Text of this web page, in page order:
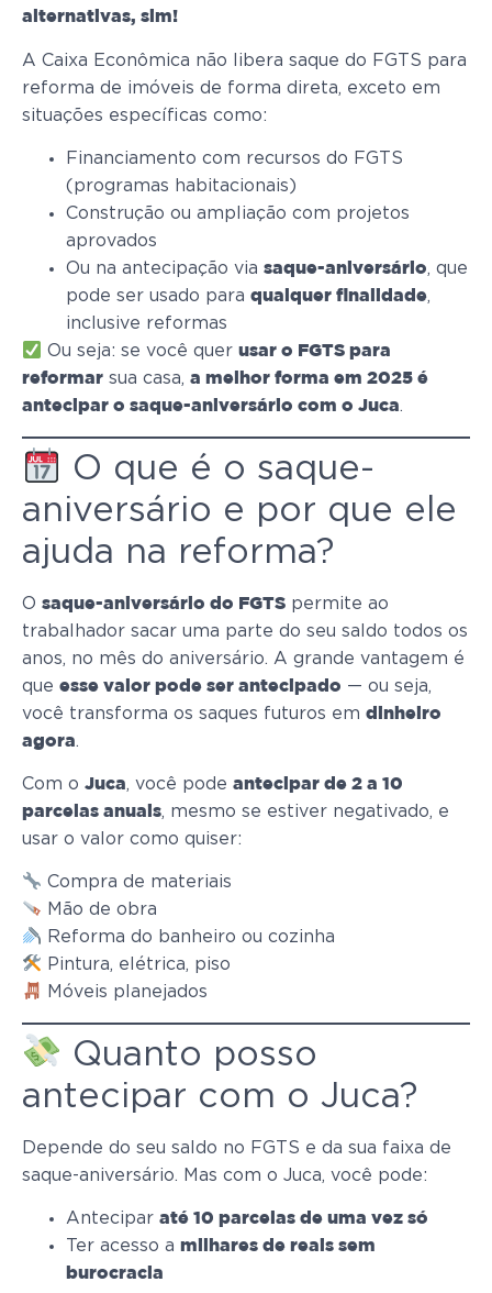
alternativas, sim!
A Caixa Econômica não libera saque do FGTS para
reforma de imóveis de forma direta, exceto em
situações específicas como:
Financiamento com recursos do FGTS
(programas habitacionais)
Construção ou ampliação com projetos
aprovados
Ou na antecipação via saque-aniversário, que
pode ser usado para qualquer finalidade,
inclusive reformas
Ou seja: se você querusar o FGTS para
reformar sua casa, a melhor forma em 2025 é
antecipar o saque-aniversário com o Juca.
O que é o saque-
aniversário e por que ele
ajuda na reforma?
O saque-aniversário do FGTS permite ao
trabalhador sacar uma parte do seu saldo todos os
anos, no mês do aniversário. A grande vantagem é
que esse valor pode ser antecipado — ou seja,
você transforma os saques futuros em dinheiro
agora.
Com o Juca, você pode antecipar de 2 a 10
parcelas anuais, mesmo se estiver negativado, e
usar o valor como quiser:
Compra de materiais
Mão de obra
Reforma do banheiro ou cozinha
Pintura, elétrica, piso
Móveis planejados
Quanto posso
antecipar com o Juca?
Depende do seu saldo no FGTS e da sua faixa de
saque-aniversário. Mas com o Juca, você pode:
Antecipar até 10 parcelas de uma vez só
Ter acesso a milhares de reais sem
burocracia